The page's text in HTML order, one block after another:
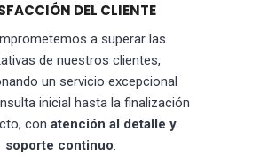
DEL CLIENTE
a superar las
de nuestros clientes,
un servicio excepcional
inicial hasta la finalización
con atención al detalle y
soporte continuo.